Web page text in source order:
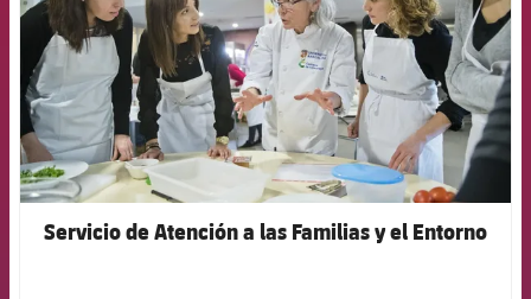
Servicio de Atención a las Familias y el Entorno